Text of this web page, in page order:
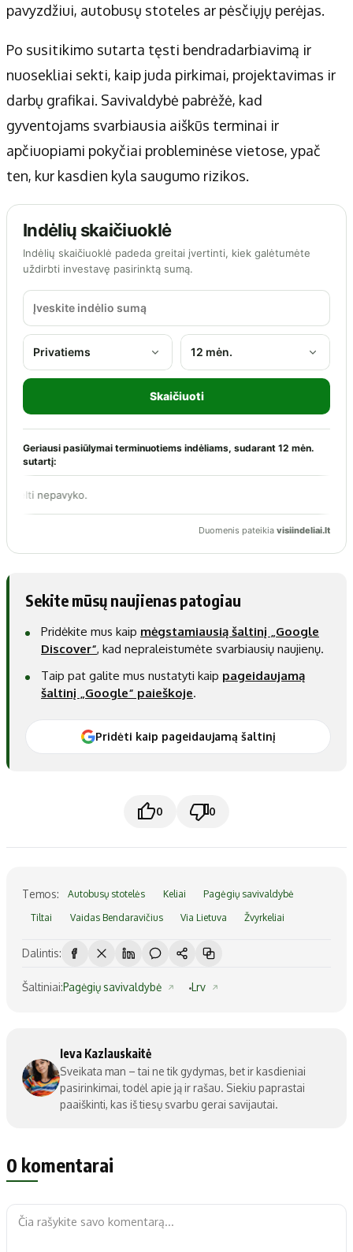
pavyzdžiui, autobusų stoteles ar pėsčiųjų perėjas.
Po susitikimo sutarta tęsti bendradarbiavimą ir
nuosekliai sekti, kaip juda pirkimai, projektavimas ir
darbų grafikai. Savivaldybė pabrėžė, kad
gyventojams svarbiausia aiškūs terminai ir
apčiuopiami pokyčiai probleminėse vietose, ypač
ten, kur kasdien kyla saugumo rizikos.
Sekite mūsų naujienas patogiau
Pridėkite mus kaip mėgstamiausią šaltinį „Google
Discover“, kad nepraleistumėte svarbiausių naujienų.
Taip pat galite mus nustatyti kaip pageidaujamą
šaltinį „Google“ paieškoje.
Pridėti kaip pageidaujamą šaltinį
0 0
Temos: Autobusų stotelės Keliai Pagėgių savivaldybė
Tiltai Vaidas Bendaravičius Via Lietuva Žvyrkeliai
Dalintis:
Šaltiniai:Pagėgių savivaldybė Lrv
Ieva Kazlauskaitė
Sveikata man – tai ne tik gydymas, bet ir kasdieniai
pasirinkimai, todėl apie ją ir rašau. Siekiu paprastai
paaiškinti, kas iš tiesų svarbu gerai savijautai.
0 komentarai